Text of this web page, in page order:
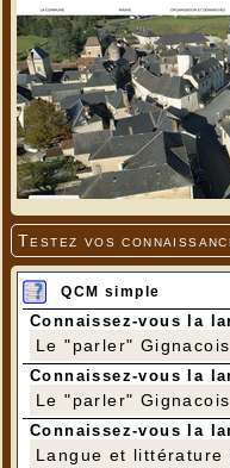
Testez vos
QCM simple
Connaissez-vous la
Le "parler"
Connaissez-vous la
Le "parler"
Connaissez-vous la
Langue et littérature